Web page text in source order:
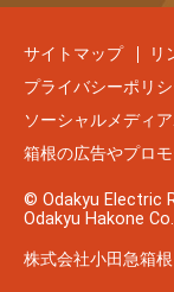
サイトマップ リ
プライバシーポリ
ソーシャルメディ
箱根の広告やプロ
© Odakyu Electric
Odakyu Hakone
株式会社小田急箱根